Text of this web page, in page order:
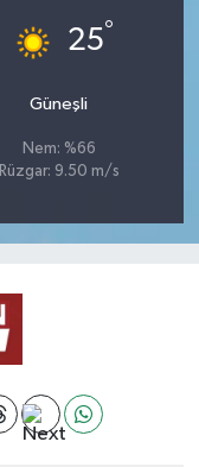
25°
Güneşli
Nem: %66
Rüzgar: 9.50 m/s